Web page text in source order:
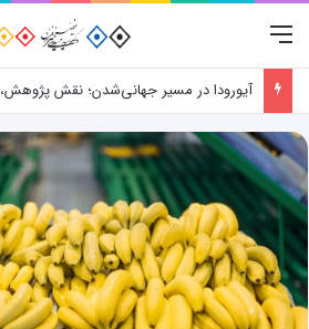
منو
آیورودا در مسیر جهانی‌شدن؛ نقش پژوهش،